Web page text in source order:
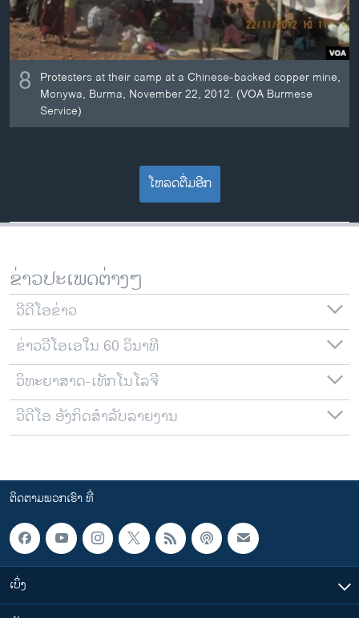
8 Protesters at their camp at a Chinese-backed copper mine,
Monywa, Burma, November 22, 2012. (VOA Burmese
Service)
ໂຫລດຕື່ມອີກ
ຂ່າວປະເພດຕ່າງໆ
ວີດີໂອຂ່າວ
ຂ່າວວີໂອເອໃນ 60 ວິນາທີ
ວິທະຍາສາດ-ເທັກໂນໂລຈີ
ວີດີໂອ ອັງກິດສຳລັບລາຍງານ
ຕິດຕາມພວກເຮົາ ທີ່
ເບິ່ງ